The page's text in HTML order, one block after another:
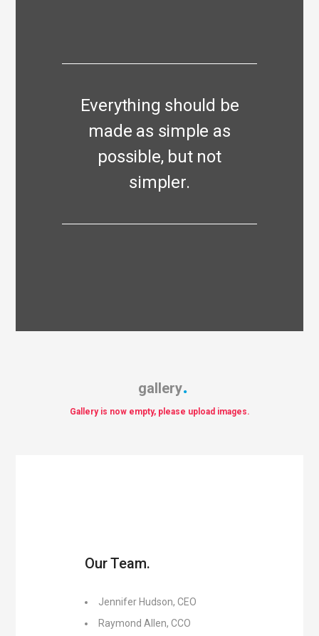
Everything should be
made as simple as
possible, but not
simpler.
gallery
Gallery is now empty, please upload images.
Our Team.
Jennifer Hudson, CEO
Raymond Allen, CCO